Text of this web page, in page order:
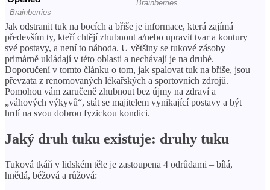
Jak odstranit tuk na bocích a břiše je informace, která zajímá
především ty, kteří chtějí zhubnout a/nebo upravit tvar a kontury
své postavy, a není to náhoda. U většiny se tukové zásoby
primárně ukládají v této oblasti a nechávají je na druhé.
Doporučení v tomto článku o tom, jak spalovat tuk na břiše, jsou
převzata z renomovaných lékařských a sportovních zdrojů.
Pomohou vám zaručeně zhubnout bez újmy na zdraví a
„váhových výkyvů“, stát se majitelem vynikající postavy a být
hrdí na svou dobrou fyzickou kondici.
Jaký druh tuku existuje: druhy tuku
Tuková tkáň v lidském těle je zastoupena 4 odrůdami – bílá,
hnědá, béžová a růžová: